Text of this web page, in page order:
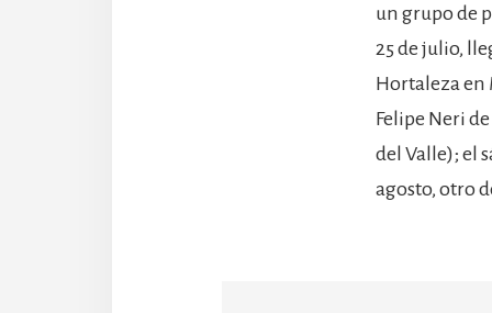
un grupo de
25 de julio,
Hortaleza en
Felipe Neri
del Valle); el
agosto, otro